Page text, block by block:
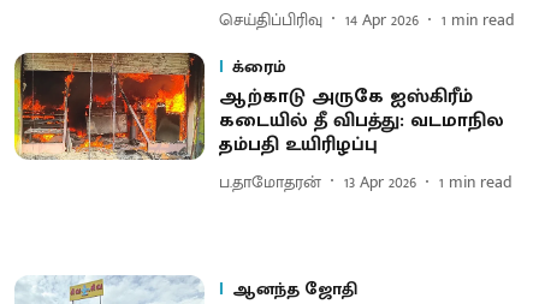
செய்திப்பிரிவு 14 Apr 2026 1 min read
க்ரைம்
ஆற்காடு அருகே ஐஸ்கிரீம்
கடையில் தீ விபத்து: வடமாநில
தம்பதி உயிரிழப்பு
ப.தாமோதரன் 13 Apr 2026 1 min read
ஆனந்த ஜோதி